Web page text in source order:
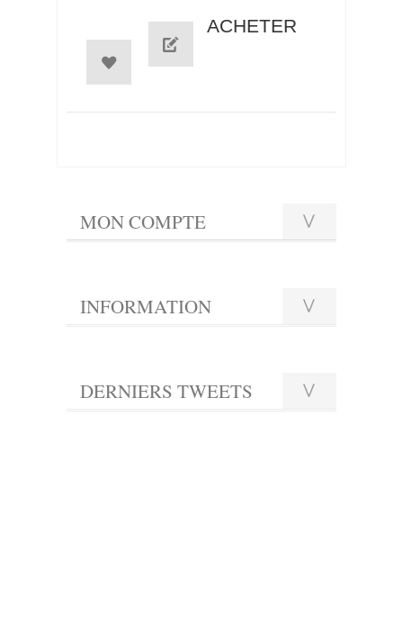
ACHETER
MON COMPTE
INFORMATION
DERNIERS TWEETS